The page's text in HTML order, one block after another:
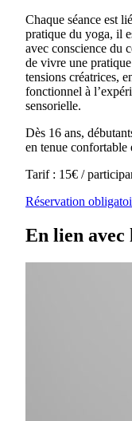
Chaque séance est
pratique du yoga, il
avec conscience du
de vivre une
tensions créatrices,
fonctionnel à
sensorielle.
Dès 16 ans,
en tenue confortable
Tarif : 15€ /
Réservation
En lien